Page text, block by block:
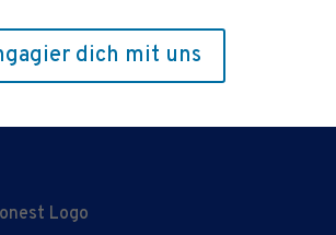
dich mit uns